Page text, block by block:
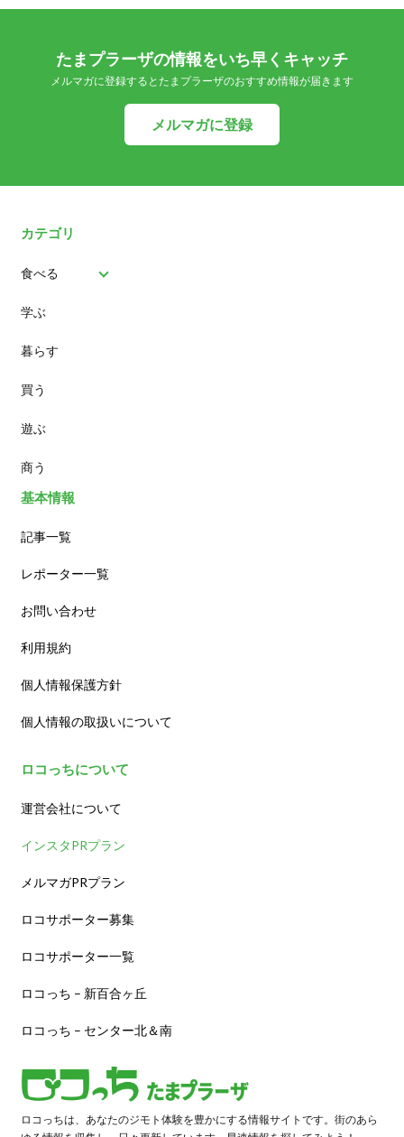
たまプラーザの情報をいち早くキャッチ
メルマガに登録するとたまプラーザのおすすめ情報が届きます
メルマガに登録
カテゴリ
食べる
パン
スイーツ
ランチ
カフェ
学ぶ
暮らす
買う
遊ぶ
商う
基本情報
記事一覧
レポーター一覧
お問い合わせ
利用規約
個人情報保護方針
個人情報の取扱いについて
ロコっちについて
運営会社について
インスタPRプラン
メルマガPRプラン
ロコサポーター募集
ロコサポーター一覧
ロコっち – 新百合ヶ丘
ロコっち – センター北＆南
ロコっちは、あなたのジモト体験を豊かにする情報サイトです。街のあら